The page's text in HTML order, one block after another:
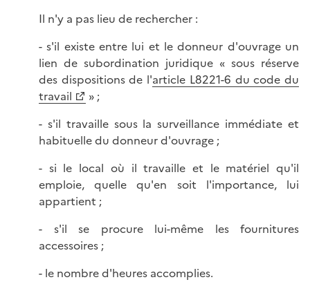
Il n'y a pas lieu de rechercher :
- s'il existe entre lui et le donneur d'ouvrage un
lien de subordination juridique « sous réserve
des dispositions de l'article L8221-6 du code du
travail
» ;
- s'il travaille sous la surveillance immédiate et
habituelle du donneur d'ouvrage ;
- si le local où il travaille et le matériel qu'il
emploie, quelle qu'en soit l'importance, lui
appartient ;
- s'il se procure lui-même les fournitures
accessoires ;
- le nombre d'heures accomplies.